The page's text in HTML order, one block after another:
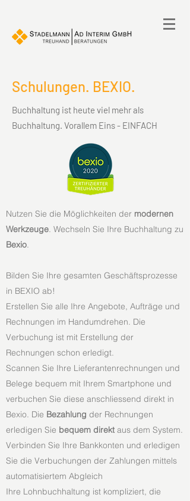
Schulungen. BEXIO.
Buchhaltung ist heute viel mehr als
Buchhaltung. Vorallem Eins - EINFACH
Nutzen Sie die Möglichkeiten der modernen
Werkzeuge. Wechseln Sie Ihre Buchhaltung zu
Bexio.
Bilden Sie Ihre gesamten Geschäftsprozesse
in BEXIO ab!
Erstellen Sie alle Ihre Angebote, Aufträge und
Rechnungen im Handumdrehen. Die
Verbuchung ist mit Erstellung der
Rechnungen schon erledigt.
Scannen Sie Ihre Lieferantenrechnungen und
Belege bequem mit Ihrem Smartphone und
verbuchen Sie diese anschliessend direkt in
Bexio. Die Bezahlung der Rechnungen
erledigen Sie bequem direkt aus dem System.
Verbinden Sie Ihre Bankkonten und erledigen
Sie die Verbuchungen der Zahlungen mittels
automatisiertem Abgleich
Ihre Lohnbuchhaltung ist kompliziert, die